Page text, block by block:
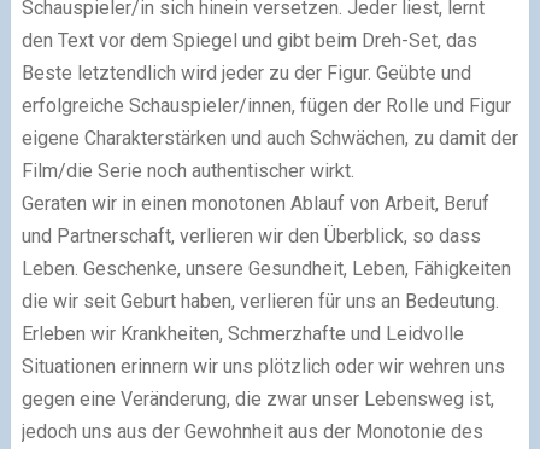
Schauspieler/in sich hinein versetzen. Jeder liest, lernt
den Text vor dem Spiegel und gibt beim Dreh-Set, das
Beste letztendlich wird jeder zu der Figur. Geübte und
erfolgreiche Schauspieler/innen, fügen der Rolle und Figur
eigene Charakterstärken und auch Schwächen, zu damit der
Film/die Serie noch authentischer wirkt.
Geraten wir in einen monotonen Ablauf von Arbeit, Beruf
und Partnerschaft, verlieren wir den Überblick, so dass
Leben. Geschenke, unsere Gesundheit, Leben, Fähigkeiten
die wir seit Geburt haben, verlieren für uns an Bedeutung.
Erleben wir Krankheiten, Schmerzhafte und Leidvolle
Situationen erinnern wir uns plötzlich oder wir wehren uns
gegen eine Veränderung, die zwar unser Lebensweg ist,
jedoch uns aus der Gewohnheit aus der Monotonie des